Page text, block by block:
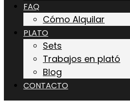
FAQ
Cómo Alquilar
PLATO
Sets
Trabajos en plató
Blog
CONTACTO